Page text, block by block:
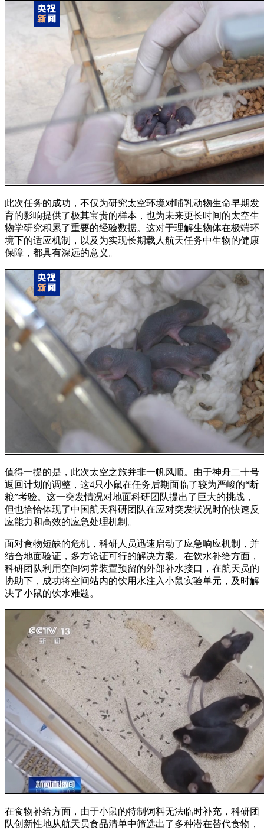
此次任务的成功，不仅为研究太空环境对哺乳动物生命早期发
育的影响提供了极其宝贵的样本，也为未来更长时间的太空生
物学研究积累了重要的经验数据。这对于理解生物体在极端环
境下的适应机制，以及为实现长期载人航天任务中生物的健康
保障，都具有深远的意义。
值得一提的是，此次太空之旅并非一帆风顺。由于神舟二十号
返回计划的调整，这4只小鼠在任务后期面临了较为严峻的“断
粮”考验。这一突发情况对地面科研团队提出了巨大的挑战，
但也恰恰体现了中国航天科研团队在应对突发状况时的快速反
应能力和高效的应急处理机制。
面对食物短缺的危机，科研人员迅速启动了应急响应机制，并
结合地面验证，多方论证可行的解决方案。在饮水补给方面，
科研团队利用空间饲养装置预留的外部补水接口，在航天员的
协助下，成功将空间站内的饮用水注入小鼠实验单元，及时解
决了小鼠的饮水难题。
在食物补给方面，由于小鼠的特制饲料无法临时补充，科研团
队创新性地从航天员食品清单中筛选出了多种潜在替代食物，